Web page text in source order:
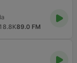
18.8K89.0 FM